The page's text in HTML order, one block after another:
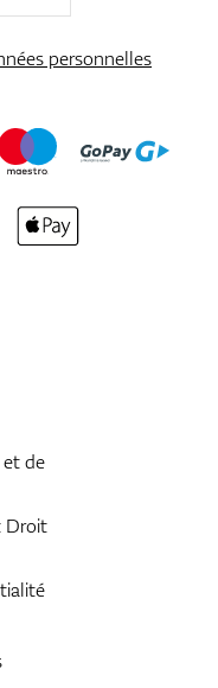
personnelles
de
Droit